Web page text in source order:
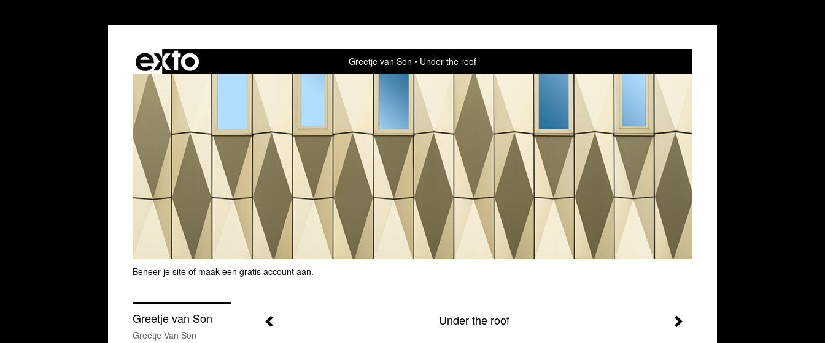
Greetje van Son Under the roof
Beheer je site of maak een gratis account aan.
Under the roof
Greetje van Son
Greetje Van Son